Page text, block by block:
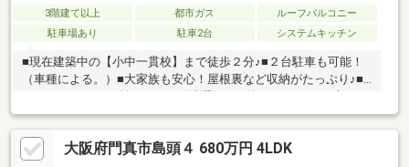
3階建て以上 都市ガス
ルーフバルコニー
駐車場あり
駐車2台 システムキッチン
■現在建築中の【小中一貫校】まで徒歩２分♪■２台駐車も可能！
（車種による。）■大家族も安心！屋根裏など収納がたっぷり♪■
ースで家庭菜園もできる！■屋上バルコニーでプールやＢＢＱも楽
しめます♪
大阪府門真市島頭４ 680万円 4LDK